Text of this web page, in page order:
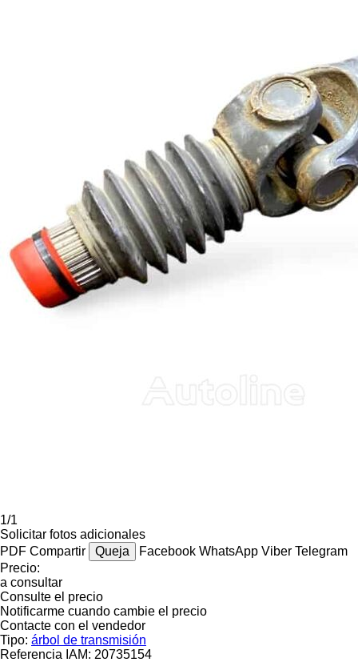
1/1
Solicitar fotos adicionales
PDF Compartir Queja Facebook WhatsApp Viber Telegram
Precio:
a consultar
Consulte el precio
Notificarme cuando cambie el precio
Contacte con el vendedor
Tipo: árbol de transmisión
Referencia IAM: 20735154